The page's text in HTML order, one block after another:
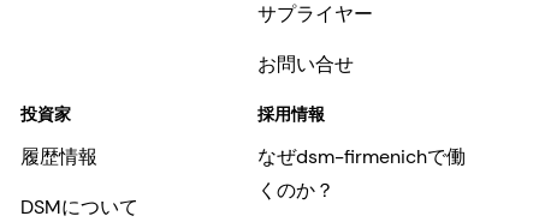
サプライヤー
お問い合せ
投資家
履歴情報
DSMについて
採用情報
なぜdsm-firmenichで働
くのか？